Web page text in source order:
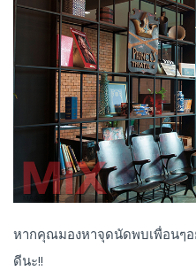
หากคุณมองหาจุดนัดพบเพื่อนๆอ
ดีนะ!!